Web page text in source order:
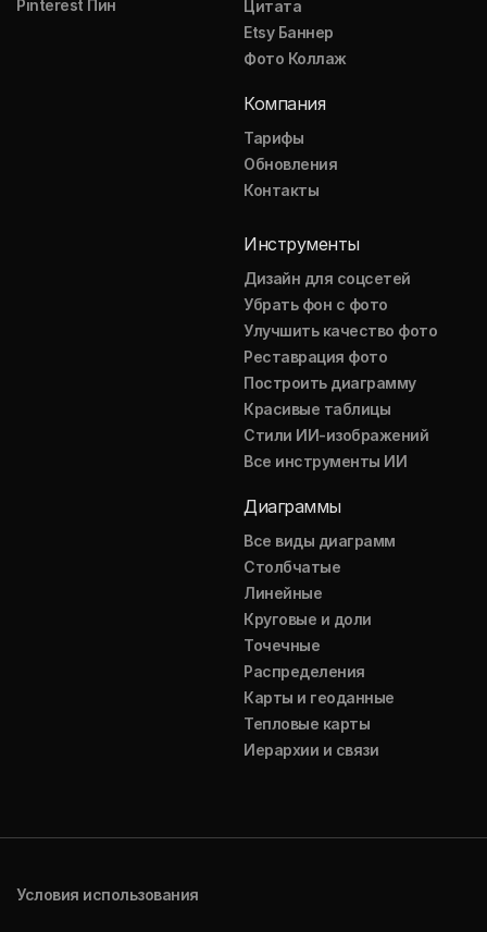
Pinterest Пин
Цитата
Etsy Баннер
Фото Коллаж
Компания
Тарифы
Обновления
Контакты
Инструменты
Дизайн для соцсетей
Убрать фон с фото
Улучшить качество фото
Реставрация фото
Построить диаграмму
Красивые таблицы
Стили ИИ-изображений
Все инструменты ИИ
Диаграммы
Все виды диаграмм
Столбчатые
Линейные
Круговые и доли
Точечные
Распределения
Карты и геоданные
Тепловые карты
Иерархии и связи
Условия использования